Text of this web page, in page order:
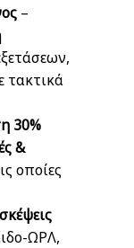
–
τακτικά
30%
&
οποίες
ΩΡΛ,